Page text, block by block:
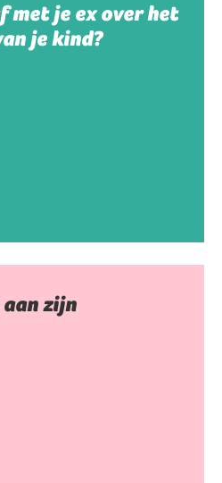
met je ex over het
je kind?
zijn